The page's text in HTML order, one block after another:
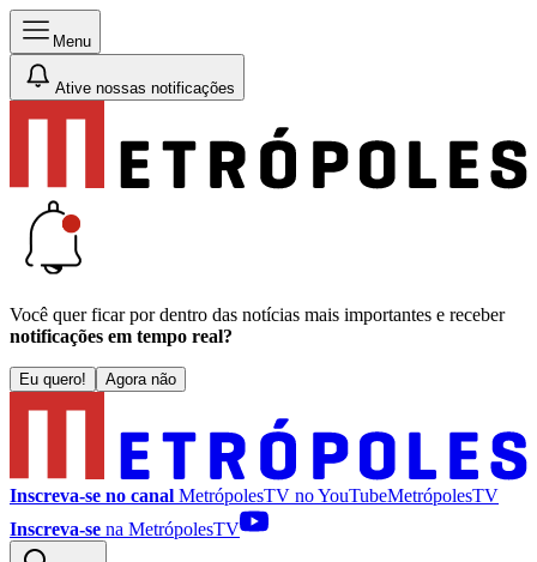
Menu
Ative nossas notificações
Você quer ficar por dentro das notícias mais importantes e receber
notificações em tempo real?
Eu quero! Agora não
Inscreva-se no canal MetrópolesTV noYouTubeMetrópolesTV
Inscreva-se na MetrópolesTV